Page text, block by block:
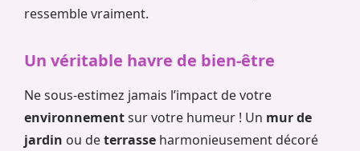
ressemble vraiment.
Un véritable havre de bien-être
Ne sous-estimez jamais l’impact de votre
environnementsur votre humeur ! Un mur de
jardin ou deterrasse harmonieusement décoré